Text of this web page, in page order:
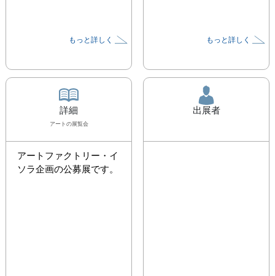
もっと詳しく もっと詳しく
詳細
アート の展覧会
アートファクトリー・イ
ソラ企画の公募展です。
出展者